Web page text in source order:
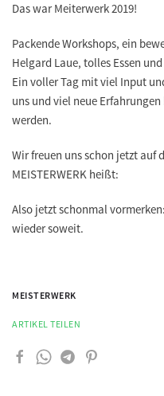
Das war Meiterwerk 2019!
Packende Workshops, ein
Helgard Laue, tolles Essen
Ein voller Tag mit viel Input
uns und viel neue
werden.
Wir freuen uns schon jetzt auf
MEISTERWERK heißt:
Also jetzt schonmal vormerken:
wieder soweit.
MEISTERWERK
ARTIKEL TEILEN